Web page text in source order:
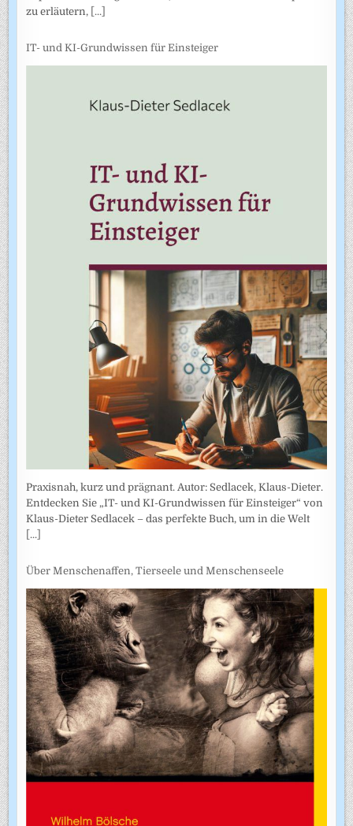
zu erläutern, [...]
IT- und KI-Grundwissen für Einsteiger
Praxisnah, kurz und prägnant. Autor: Sedlacek, Klaus-Dieter.
Entdecken Sie „IT- und KI-Grundwissen für Einsteiger“ von
Klaus-Dieter Sedlacek – das perfekte Buch, um in die Welt
[...]
Über Menschenaffen, Tierseele und Menschenseele